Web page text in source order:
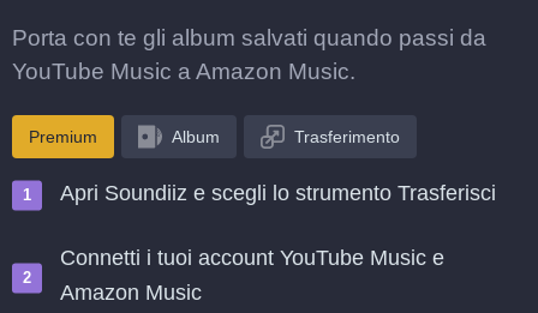
Porta con te gli album salvati quando passi da
YouTube Music a Amazon Music.
Premium Album Trasferimento
Apri Soundiiz e scegli lo strumento Trasferisci
Connetti i tuoi account YouTube Music e
Amazon Music